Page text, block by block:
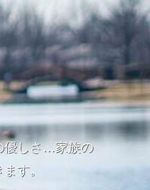
優しさ…家族の
す。